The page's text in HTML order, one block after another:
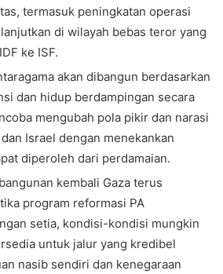
termasuk peningkatan operasi
di wilayah bebas teror yang
ke ISF.
akan dibangun berdasarkan
dan hidup berdampingan secara
mengubah pola pikir dan narasi
Israel dengan menekankan
diperoleh dari perdamaian.
kembali Gaza terus
program reformasi PA
setia, kondisi-kondisi mungkin
untuk jalur yang kredibel
nasib sendiri dan kenegaraan